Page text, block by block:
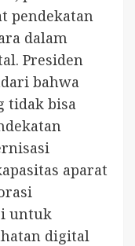
pendekatan
dalam
Presiden
bahwa
tidak bisa
aparat
untuk
digital